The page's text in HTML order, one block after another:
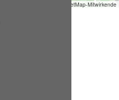
© OpenStreetMap-Mitwirkende